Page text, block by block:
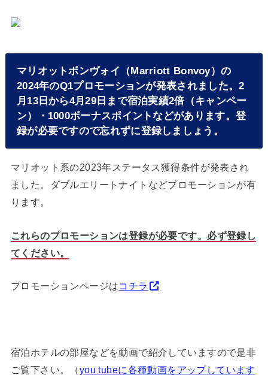
マリオットボンヴォイ（Marriott Bonvoy）の
2024年のQ1プロモーションが発表されました。2
月13日から4月29日まで宿泊実績2倍（キャンペー
ン）・1000ボーナスポイントなどがあります。登
録が必要ですので忘れずに登録しましょう。
マリオット系の2023年ステータス獲得条件が発表され
ました。ダブルエリートナイトなどプロモーションが有
ります。
これらのプロモーションは登録が必要です。必ず登録し
てください。
プロモーションページはコチラ
宿泊ホテルの部屋などを動画で紹介していますので是非
ご覧下さい。（you tubeに各種動画をアップしています